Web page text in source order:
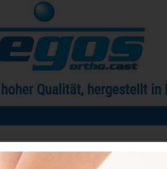
Qualität, hergestellt in